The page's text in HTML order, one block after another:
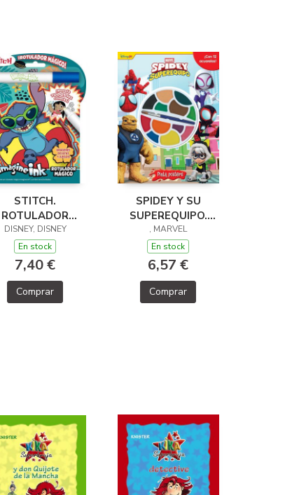
STITCH.
ROTULADOR
MÁGICO
DISNEY, DISNEY
En stock
7,40 €
Comprar
SPIDEY Y SU
SUPEREQUIPO.
PINTA PÓSTERS
, MARVEL
En stock
6,57 €
Comprar